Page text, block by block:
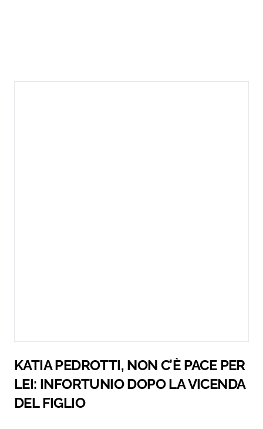
KATIA PEDROTTI, NON C’È PACE PER
LEI: INFORTUNIO DOPO LA VICENDA
DEL FIGLIO